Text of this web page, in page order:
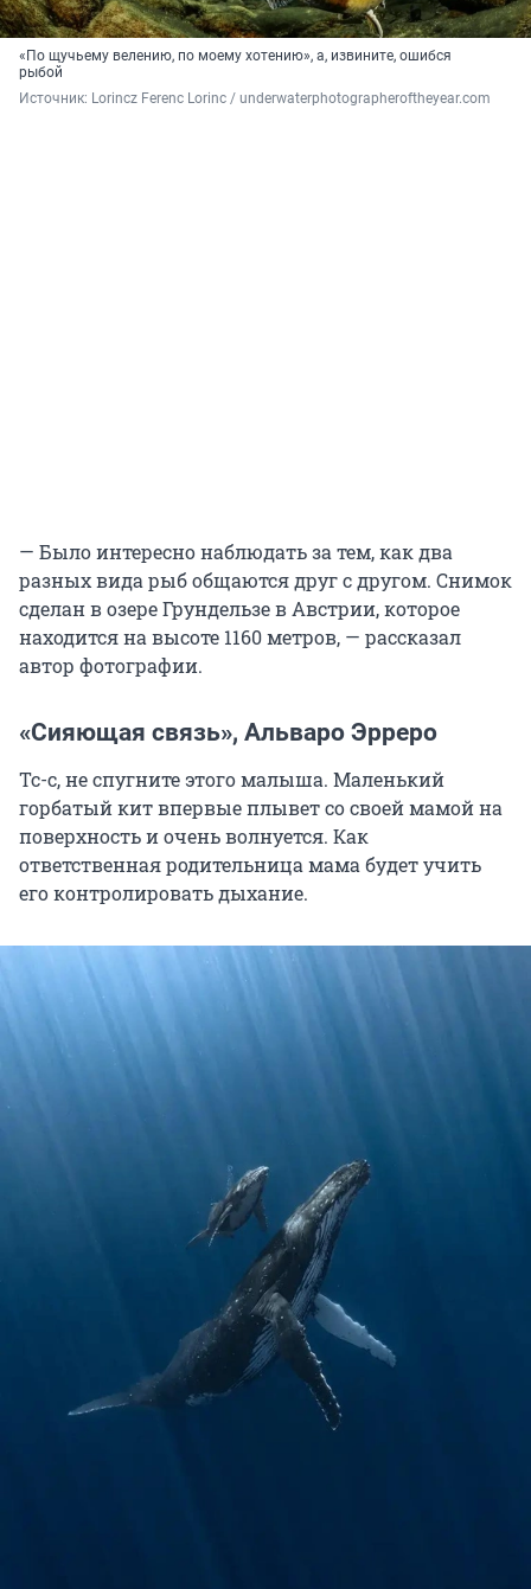
«По щучьему велению, по моему хотению», а, извините, ошибся
рыбой
Источник: Lorincz Ferenc Lorinc / underwaterphotographeroftheyear.com
— Было интересно наблюдать за тем, как два
разных вида рыб общаются друг с другом. Снимок
сделан в озере Грундельзе в Австрии, которое
находится на высоте 1160 метров, — рассказал
автор фотографии.
«Сияющая связь», Альваро Эрреро
Тс-с, не спугните этого малыша. Маленький
горбатый кит впервые плывет со своей мамой на
поверхность и очень волнуется. Как
ответственная родительница мама будет учить
его контролировать дыхание.